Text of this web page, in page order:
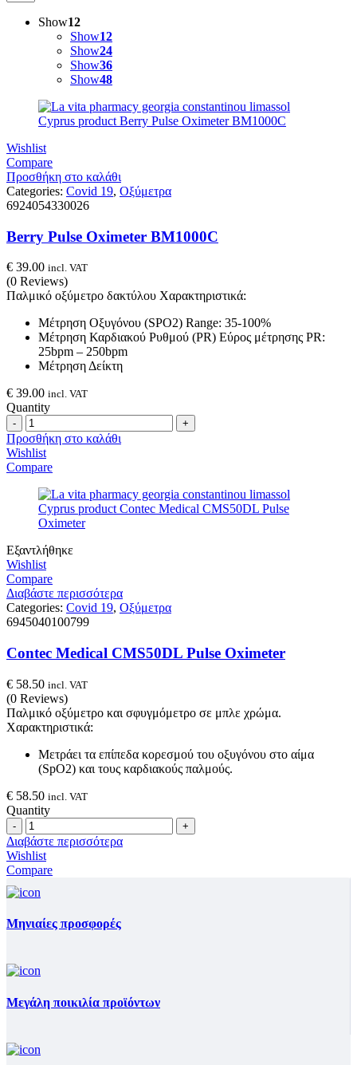
Show12
Show12
Show24
Show36
Show48
Wishlist
Compare
Προσθήκη στο καλάθι
Categories: Covid 19, Οξύμετρα
6924054330026
Berry Pulse Oximeter BM1000C
€ 39.00 incl. VAT
(0 Reviews)
Παλμικό οξύμετρο δακτύλου Χαρακτηριστικά:
Μέτρηση Οξυγόνου (SPO2) Range: 35-100%
Μέτρηση Καρδιακού Ρυθμού (PR) Εύρος μέτρησης PR:
25bpm – 250bpm
Μέτρηση Δείκτη
€ 39.00 incl. VAT
Quantity
Quantity
Προσθήκη στο καλάθι
Wishlist
Compare
Εξαντλήθηκε
Wishlist
Compare
Διαβάστε περισσότερα
Categories: Covid 19, Οξύμετρα
6945040100799
Contec Medical CMS50DL Pulse Oximeter
€ 58.50 incl. VAT
(0 Reviews)
Παλμικό οξύμετρο και σφυγμόμετρο σε μπλε χρώμα.
Χαρακτηριστικά:
Μετράει τα επίπεδα κορεσμού του οξυγόνου στο αίμα
(SpO2) και τους καρδιακούς παλμούς.
€ 58.50 incl. VAT
Quantity
Quantity
Διαβάστε περισσότερα
Wishlist
Compare
Μηνιαίες προσφορές
Μεγάλη ποικιλία προϊόντων